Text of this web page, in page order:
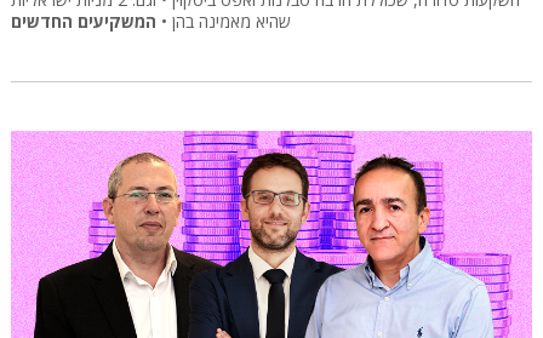
שהיא מאמינה בהן • המשקיעים החדשים